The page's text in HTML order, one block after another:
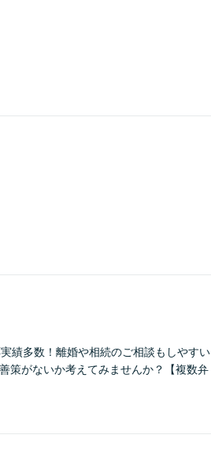
績多数！離婚や相続のご相談もしやすい
策がないか考えてみませんか？【複数弁